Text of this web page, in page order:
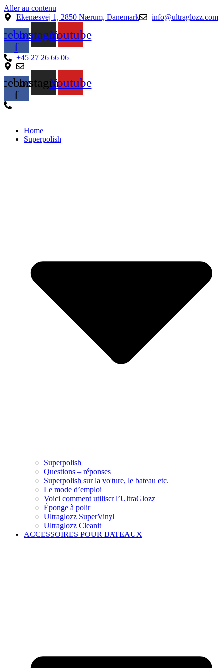
Aller au contenu
Ekenæsvej 1, 2850 Nærum, Danemark
info@ultraglozz.com
f
InstagramYoutube
+45 27 26 66 06
f
InstagramYoutube
Home
Superpolish
Superpolish
Questions – réponses
Superpolish sur la voiture, le bateau etc.
Le mode d’emploi
Voici comment utiliser l’UltraGlozz
Éponge à polir
Ultraglozz SuperVinyl
Ultraglozz Cleanit
ACCESSOIRES POUR BATEAUX